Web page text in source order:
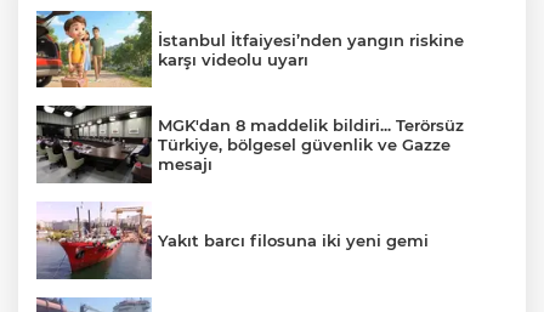
İstanbul İtfaiyesi’nden yangın riskine
karşı videolu uyarı
MGK'dan 8 maddelik bildiri... Terörsüz
Türkiye, bölgesel güvenlik ve Gazze
mesajı
Yakıt barcı filosuna iki yeni gemi